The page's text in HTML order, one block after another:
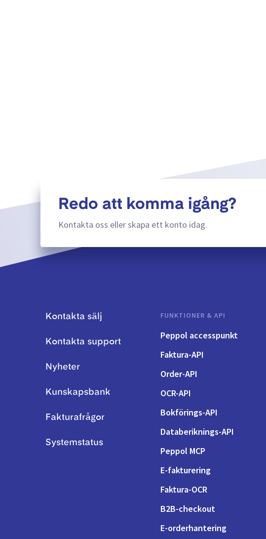
Redo att komma igång?
Kontakta oss eller skapa ett konto idag.
Kontakta sälj
Kontakta support
Nyheter
Kunskapsbank
Fakturafrågor
Systemstatus
FUNKTIONER & API
Peppol accesspunkt
Faktura-API
Order-API
OCR-API
Bokförings-API
Databeriknings-API
Peppol MCP
E-fakturering
Faktura-OCR
B2B-checkout
E-orderhantering